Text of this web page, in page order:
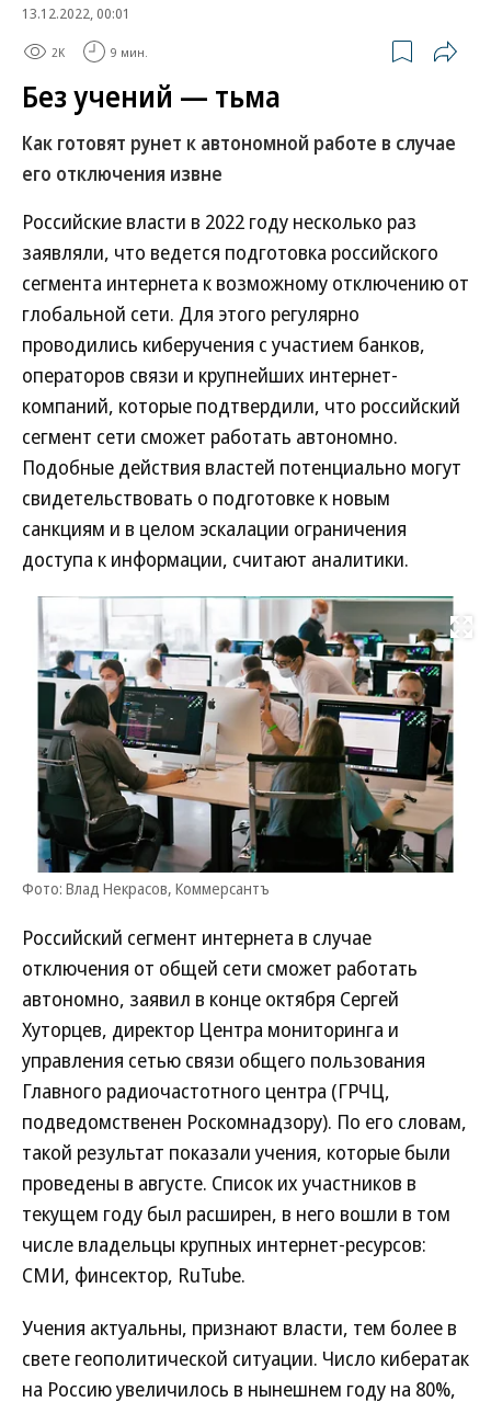
13.12.2022, 00:01
2K 9 мин.
Без учений — тьма
Как готовят рунет к автономной работе в случае
его отключения извне
Российские власти в 2022 году несколько раз
заявляли, что ведется подготовка российского
сегмента интернета к возможному отключению от
глобальной сети. Для этого регулярно
проводились киберучения с участием банков,
операторов связи и крупнейших интернет-
компаний, которые подтвердили, что российский
сегмент сети сможет работать автономно.
Подобные действия властей потенциально могут
свидетельствовать о подготовке к новым
санкциям и в целом эскалации ограничения
доступа к информации, считают аналитики.
Фото: Влад Некрасов, Коммерсантъ
Российский сегмент интернета в случае
отключения от общей сети сможет работать
автономно, заявил в конце октября Сергей
Хуторцев, директор Центра мониторинга и
управления сетью связи общего пользования
Главного радиочастотного центра (ГРЧЦ,
подведомственен Роскомнадзору). По его словам,
такой результат показали учения, которые были
проведены в августе. Список их участников в
текущем году был расширен, в него вошли в том
числе владельцы крупных интернет-ресурсов:
СМИ, финсектор, RuTube.
Учения актуальны, признают власти, тем более в
свете геополитической ситуации. Число кибератак
на Россию увеличилось в нынешнем году на 80%,